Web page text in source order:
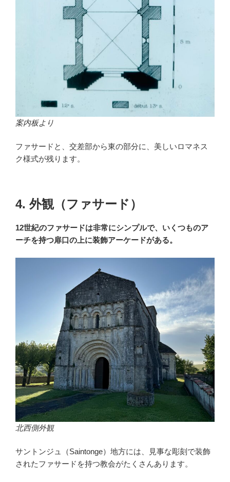
案内板より
ファサードと、交差部から東の部分に、美しいロマネス
ク様式が残ります。
4. 外観（ファサード）
12世紀のファサードは非常にシンプルで、いくつものア
ーチを持つ扉口の上に装飾アーケードがある。
北西側外観
サントンジュ（Saintonge）地方には、見事な彫刻で装飾
されたファサードを持つ教会がたくさんあります。